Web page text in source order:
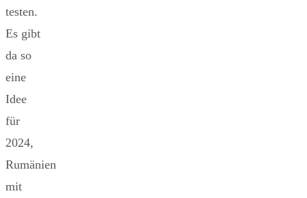
testen.
Es gibt
da so
eine
Idee
für
2024,
Rumänien
mit